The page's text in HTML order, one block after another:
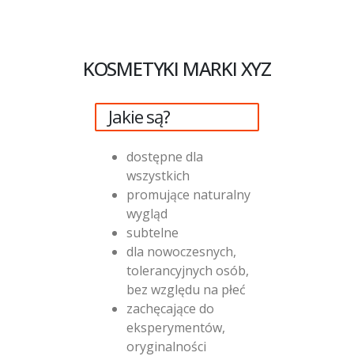
KOSMETYKI MARKI XYZ
Jakie są?
dostępne dla
wszystkich
promujące naturalny
wygląd
subtelne
dla nowoczesnych,
tolerancyjnych osób,
bez względu na płeć
zachęcające do
eksperymentów,
oryginalności